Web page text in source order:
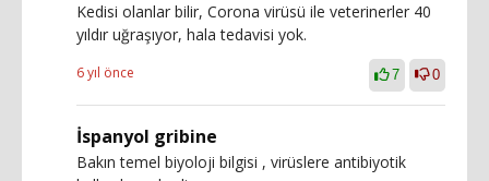
Kedisi olanlar bilir, Corona virüsü ile veterinerler 40
yıldır uğraşıyor, hala tedavisi yok.
6 yıl önce 7 0
İspanyol gribine
Bakın temel biyoloji bilgisi , virüslere antibiyotik